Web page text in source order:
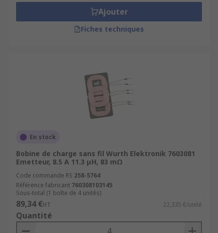
Ajouter
Fiches techniques
En stock
Bobine de charge sans fil Wurth Elektronik 7603081
Emetteur, 8.5 A 11.3 μH, 83 mΩ
Code commande RS 258-5764
Référence fabricant 760308103145
Sous-total (1 boîte de 4 unités)
89,34 €HT 22,335 €/unité
Quantité